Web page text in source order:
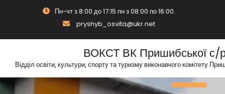
Пн-чт з 8:00 до 17:15 пн з 08:00 по 16:00.
pryshyb_osvita@ukr.net
ВОКСТ ВК Пришибської с/
Відділ освіти, культури, спорту та туризму виконавчого комітету